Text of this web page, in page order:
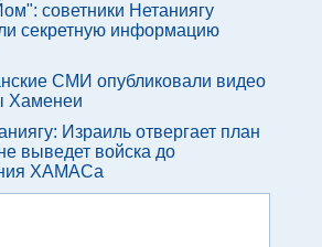
советники Нетаниягу
секретную информацию
СМИ опубликовали видео
Хаменеи
Израиль отвергает план
выведет войска до
ХАМАСа